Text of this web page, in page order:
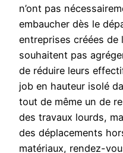
n’ont pas
embaucher dès le
entreprises créées de
souhaitent pas
de réduire leurs
job en hauteur isolé
tout de même un de
des travaux lourds,
des déplacements
matériaux, rendez-